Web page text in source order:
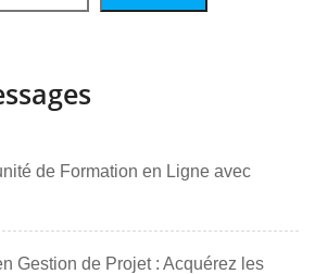
de Formation en Ligne avec
Gestion de Projet : Acquérez les